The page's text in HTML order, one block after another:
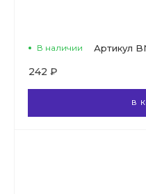
В наличии Артикул
242 ₽
В